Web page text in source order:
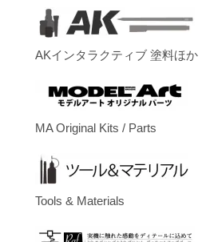
AKインタラクティブ 塗料ほか
MA Original Kits / Parts
Tools & Materials